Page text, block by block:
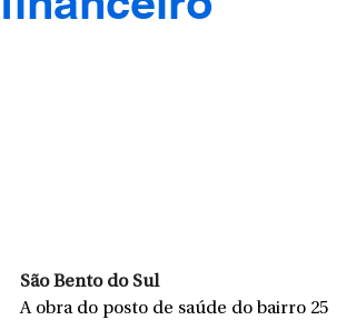
São Bento do Sul
A obra do posto de saúde do bairro 25